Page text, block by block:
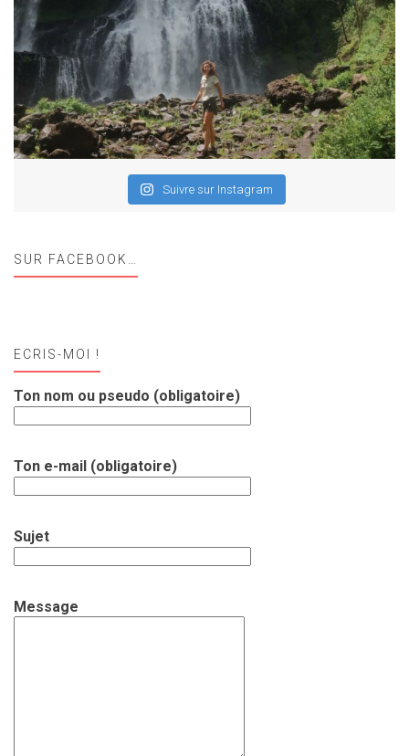
Suivre sur Instagram
SUR FACEBOOK…
ECRIS-MOI !
Ton nom ou pseudo (obligatoire)
Ton e-mail (obligatoire)
Sujet
Message